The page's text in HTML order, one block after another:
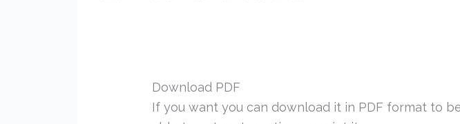
Download PDF
If you want you can download it in PDF format to